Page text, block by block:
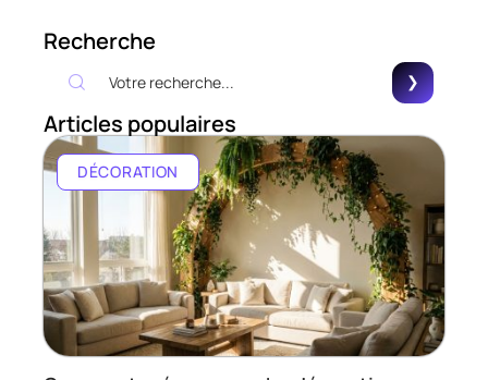
Recherche
Articles populaires
DÉCORATION